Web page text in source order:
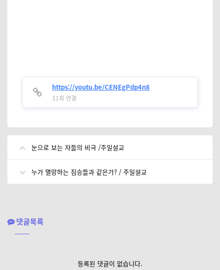
https://youtu.be/CENEgPdp4n8
31회 연결
눈으로 보는 자들의 비극 /주일설교
누가 멸망하는 짐승들과 같은가? / 주일설교
댓글목록
등록된 댓글이 없습니다.